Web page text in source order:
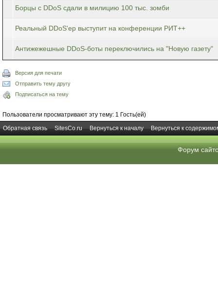
Борцы с DDoS сдали в милицию 100 тыс. зомби
Реальный DDoS'ер выступит на конференции РИТ++
Антижежешные DDoS-боты переключились на "Новую газету"
Версия для печати
Отправить тему другу
Подписаться на тему
Пользователи просматривают эту тему: 1 Гость(ей)
Обратная связь
SitesCo.ru Вернуться к началу Вернуться к
Форум